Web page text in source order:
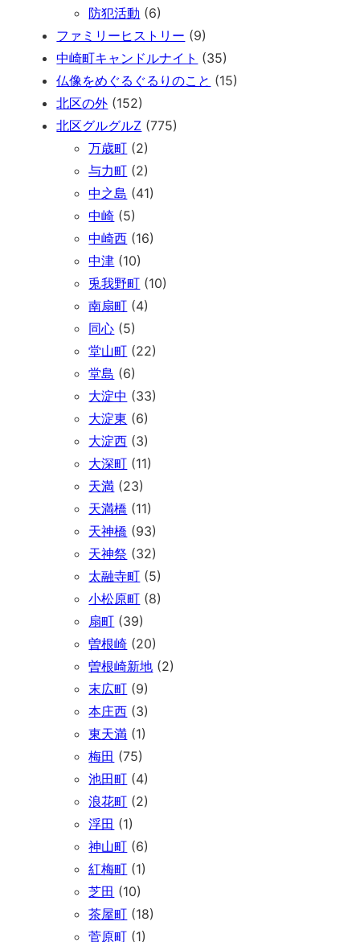
防犯活動 (6)
ファミリーヒストリー (9)
中崎町キャンドルナイト (35)
仏像をめぐるぐるりのこと (15)
北区の外 (152)
北区グルグルZ (775)
万歳町 (2)
与力町 (2)
中之島 (41)
中崎 (5)
中崎西 (16)
中津 (10)
兎我野町 (10)
南扇町 (4)
同心 (5)
堂山町 (22)
堂島 (6)
大淀中 (33)
大淀東 (6)
大淀西 (3)
大深町 (11)
天満 (23)
天満橋 (11)
天神橋 (93)
天神祭 (32)
太融寺町 (5)
小松原町 (8)
扇町 (39)
曽根崎 (20)
曽根崎新地 (2)
末広町 (9)
本庄西 (3)
東天満 (1)
梅田 (75)
池田町 (4)
浪花町 (2)
浮田 (1)
神山町 (6)
紅梅町 (1)
芝田 (10)
茶屋町 (18)
菅原町 (1)